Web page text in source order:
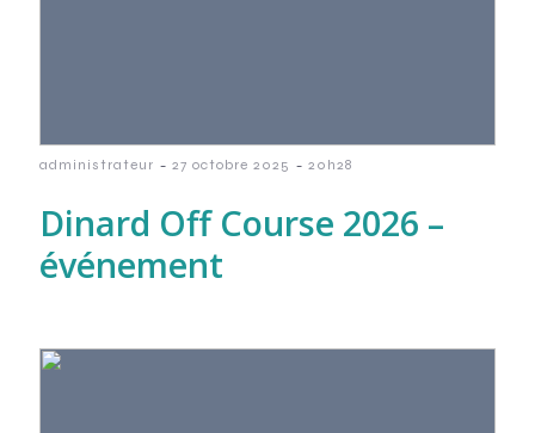
administrateur - 27 octobre 2025 - 20h28
Dinard Off Course 2026 –
événement